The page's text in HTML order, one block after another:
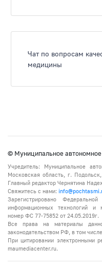
Чат по вопросам
медицины
© Муниципальное
Учредитель: Муниципальное
Московская область, г.
Главный редактор Чернятина
Свяжитесь с нами:
Зарегистрировано
информационных технологий и
номер ФС 77-75852 от 24.05.2019г.
Все права на материалы
законодательством РФ, в том
При цитировании электронными
maumediacenter.ru.